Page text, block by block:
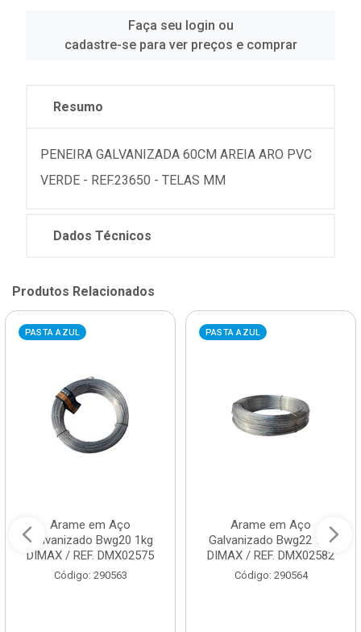
Faça seu login ou
cadastre-se para ver preços e comprar
Resumo
PENEIRA GALVANIZADA 60CM AREIA ARO PVC
VERDE - REF.23650 - TELAS MM
Dados Técnicos
Produtos Relacionados
PASTA AZUL
Arame em Aço
Galvanizado Bwg20 1kg
DIMAX / REF. DMX02575
Código: 290563
PASTA AZUL
Arame em Aço
Galvanizado Bwg22 1kg
DIMAX / REF. DMX02582
Código: 290564